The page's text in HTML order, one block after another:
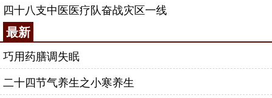
四十八支中医医疗队奋战灾区一线
最新
巧用药膳调失眠
二十四节气养生之小寒养生